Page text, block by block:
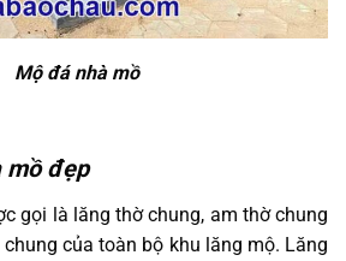
Mộ đá nhà mồ
mồ đẹp
gọi là lăng thờ chung, am thờ chung
của toàn bộ khu lăng mộ. Lăng